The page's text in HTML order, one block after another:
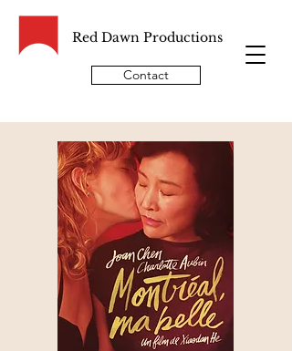
Red Dawn Productions
Contact